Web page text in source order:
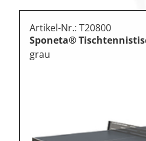
Artikel-Nr.: T20800
Sponeta®
grau